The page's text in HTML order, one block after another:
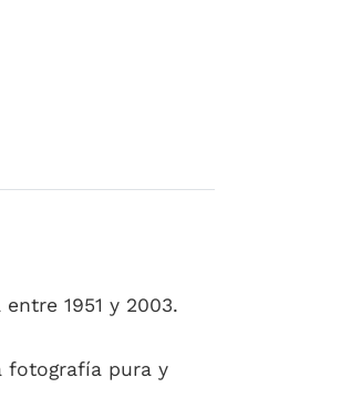
1951 y 2003.
fotografía pura y